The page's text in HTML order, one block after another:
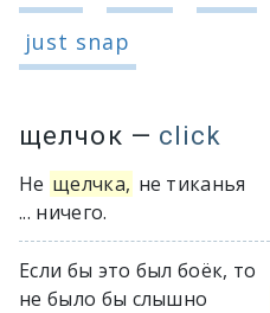
just snap
щелчок — click
Не щелчка, не тиканья
... ничего.
Если бы это был боёк, то
не было бы слышно